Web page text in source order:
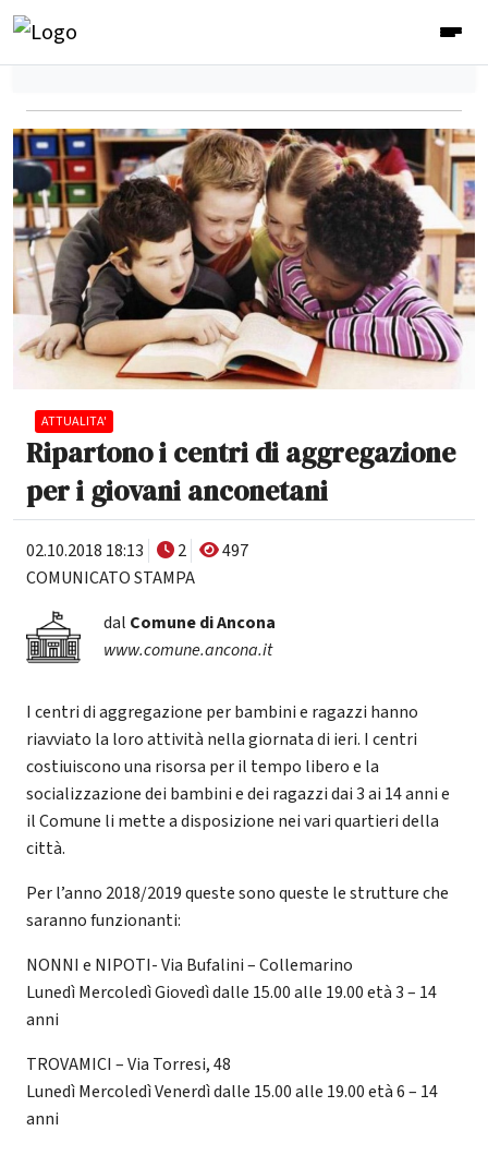
ATTUALITA'
Ripartono i centri di aggregazione
per i giovani anconetani
02.10.2018 18:13 2
497
COMUNICATO STAMPA
dal Comune di Ancona
www.comune.ancona.it
I centri di aggregazione per bambini e ragazzi hanno
riavviato la loro attività nella giornata di ieri. I centri
costiuiscono una risorsa per il tempo libero e la
socializzazione dei bambini e dei ragazzi dai 3 ai 14 anni e
il Comune li mette a disposizione nei vari quartieri della
città.
Per l’anno 2018/2019 queste sono queste le strutture che
saranno funzionanti:
NONNI e NIPOTI- Via Bufalini – Collemarino
Lunedì Mercoledì Giovedì dalle 15.00 alle 19.00 età 3 – 14
anni
TROVAMICI – Via Torresi, 48
Lunedì Mercoledì Venerdì dalle 15.00 alle 19.00 età 6 – 14
anni